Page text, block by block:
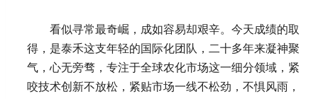
看似寻常最奇崛，成如容易却艰辛。今天成绩的取
得，是泰禾这支年轻的国际化团队，二十多年来凝神聚
气，心无旁骛，专注于全球农化市场这一细分领域，紧
咬技术创新不放松，紧贴市场一线不松劲，不惧风雨，